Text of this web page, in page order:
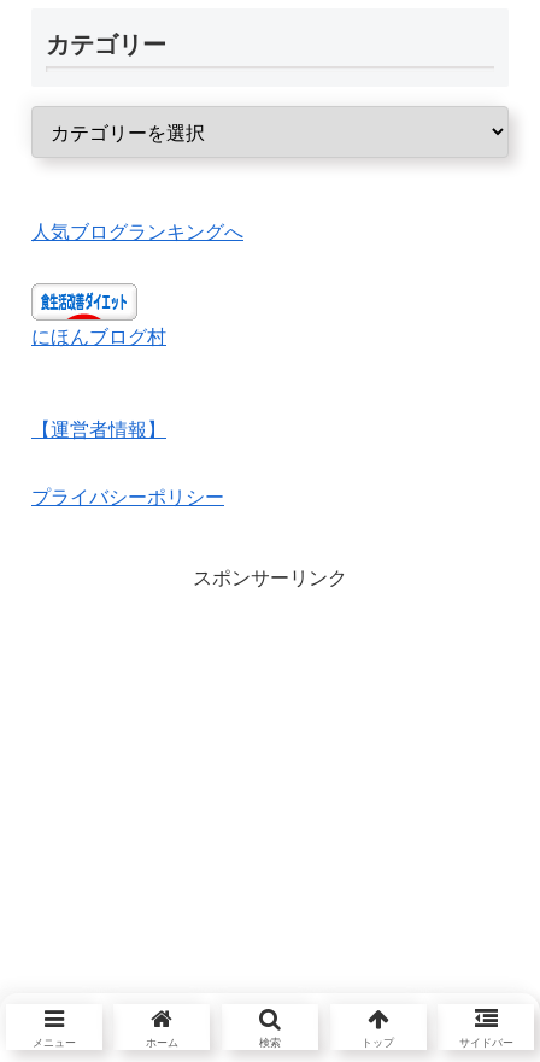
カテゴリー
人気ブログランキングへ
にほんブログ村
【運営者情報】
プライバシーポリシー
スポンサーリンク
メニュー ホーム 検索 トップ サイドバー